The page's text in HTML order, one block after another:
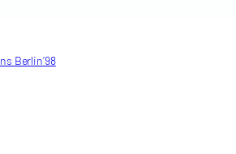
Berlin’98